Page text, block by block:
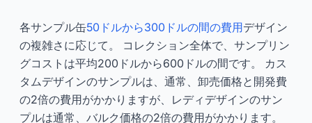
各サンプル缶50ドルから300ドルの間の費用デザイン
の複雑さに応じて。 コレクション全体で、サンプリン
グコストは平均200ドルから600ドルの間です。 カス
タムデザインのサンプルは、通常、卸売価格と開発費
の2倍の費用がかかりますが、レディデザインのサン
プルは通常、バルク価格の2倍の費用がかかります。